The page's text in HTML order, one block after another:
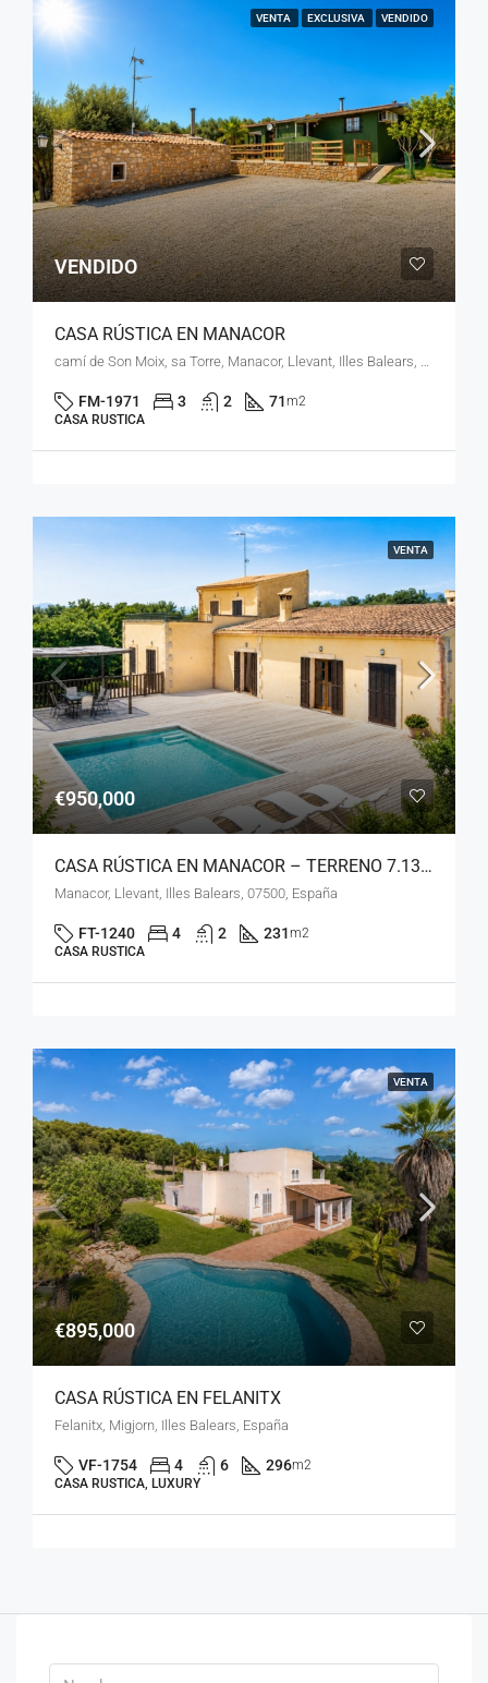
VENTA EXCLUSIVA VENDIDO
VENDIDO
CASA RÚSTICA EN MANACOR
camí de Son Moix, sa Torre, Manacor, Llevant, Illes Balears, 07500, España
FM-1971 3 2 71m2
CASA RUSTICA
VENTA
€950,000
CASA RÚSTICA EN MANACOR – TERRENO 7.130 M2
Manacor, Llevant, Illes Balears, 07500, España
FT-1240 4 2 231m2
CASA RUSTICA
VENTA
€895,000
CASA RÚSTICA EN FELANITX
Felanitx, Migjorn, Illes Balears, España
VF-1754 4 6 296m2
CASA RUSTICA, LUXURY